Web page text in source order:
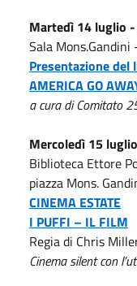
Martedì 14 luglio
Sala Mons.Gandini
Presentazione del
AMERICA GO
a cura di Comitato
Mercoledì 15
Biblioteca Ettore
piazza Mons.
CINEMA ESTATE
I PUFFI – IL FILM
Regia di Chris
Cinema silent con